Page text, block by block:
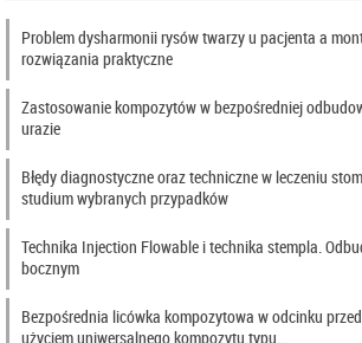
Problem dysharmonii rysów twarzy u pacjenta a
rozwiązania praktyczne
Zastosowanie kompozytów w bezpośredniej
urazie
Błędy diagnostyczne oraz techniczne w leczeniu
studium wybranych przypadków
Technika Injection Flowable i technika stempla.
bocznym
Bezpośrednia licówka kompozytowa w odcinku
użyciem uniwersalnego kompozytu typu…